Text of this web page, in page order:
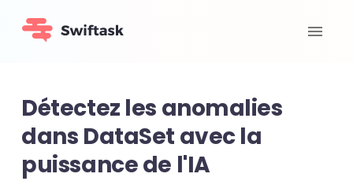
Détectez les anomalies
dans DataSet avec la
puissance de l'IA